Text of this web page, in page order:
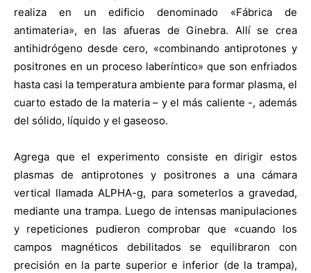
realiza en un edificio denominado «Fábrica de
antimateria», en las afueras de Ginebra. Allí se crea
antihidrógeno desde cero, «combinando antiprotones y
positrones en un proceso laberíntico» que son enfriados
hasta casi la temperatura ambiente para formar plasma, el
cuarto estado de la materia – y el más caliente -, además
del sólido, líquido y el gaseoso.
Agrega que el experimento consiste en dirigir estos
plasmas de antiprotones y positrones a una cámara
vertical llamada ALPHA-g, para someterlos a gravedad,
mediante una trampa. Luego de intensas manipulaciones
y repeticiones pudieron comprobar que «cuando los
campos magnéticos debilitados se equilibraron con
precisión en la parte superior e inferior (de la trampa),